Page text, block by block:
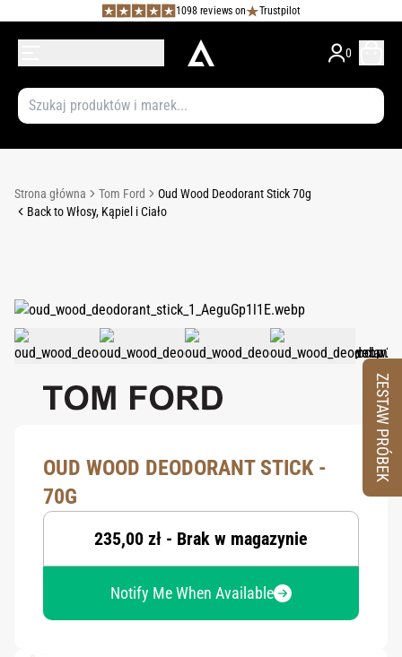
1098 reviews on Trustpilot
0
Strona główna Tom Ford
Oud Wood Deodorant Stick 70g
Back to Włosy, Kąpiel i Ciało
OUD WOOD DEODORANT STICK -
70G
235,00 zł - Brak w magazynie
Notify Me When Available
ZESTAW PRÓBEK